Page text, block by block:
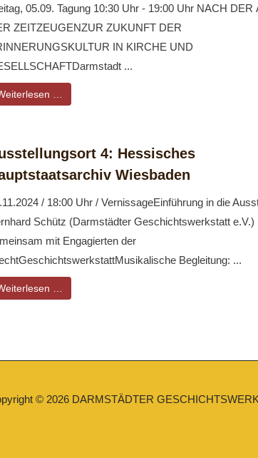
05.09. Tagung 10:30 Uhr - 19:00 Uhr NACH DER
ZEITZEUGENZUR ZUKUNFT DER
IN KIRCHE UND
...
…
4: Hessisches
Wiesbaden
/ 18:00 Uhr / VernissageEinführung in die
Schütz (Darmstädter Geschichtswerkstatt e.V.)
mit Engagierten der
Begleitung: ...
…
© 2026 DARMSTÄDTER